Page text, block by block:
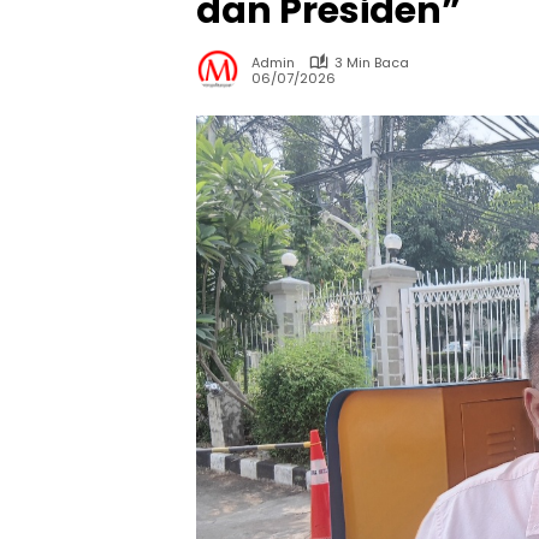
dan Presiden”
Admin
3 Min Baca
06/07/2026